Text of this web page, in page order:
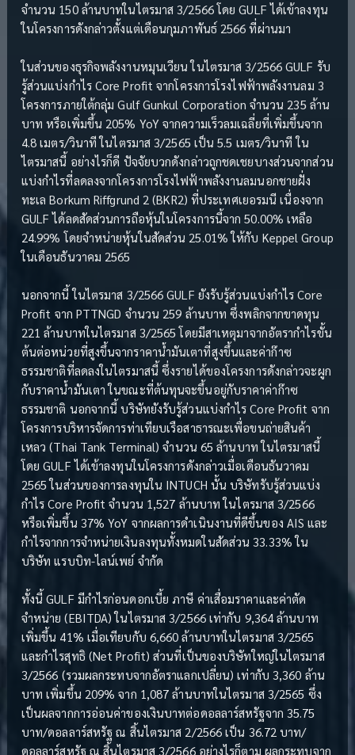
จำนวน 150 ล้านบาทในไตรมาส 3/2566 โดย GULF ได้เข้าลงทุน
ในโครงการดังกล่าวตั้งแต่เดือนกุมภาพันธ์ 2566 ที่ผ่านมา
ในส่วนของธุรกิจพลังงานหมุนเวียน ในไตรมาส 3/2566 GULF รับ
รู้ส่วนแบ่งกำไร Core Profit จากโครงการโรงไฟฟ้าพลังงานลม 3
โครงการภายใต้กลุ่ม Gulf Gunkul Corporation จำนวน 235 ล้าน
บาท หรือเพิ่มขึ้น 205% YoY จากความเร็วลมเฉลี่ยที่เพิ่มขึ้นจาก
4.8 เมตร/วินาที ในไตรมาส 3/2565 เป็น 5.5 เมตร/วินาที ใน
ไตรมาสนี้ อย่างไรก็ดี ปัจจัยบวกดังกล่าวถูกชดเชยบางส่วนจากส่วน
แบ่งกำไรที่ลดลงจากโครงการโรงไฟฟ้าพลังงานลมนอกชายฝั่ง
ทะเล Borkum Riffgrund 2 (BKR2) ที่ประเทศเยอรมนี เนื่องจาก
GULF ได้ลดสัดส่วนการถือหุ้นในโครงการนี้จาก 50.00% เหลือ
24.99% โดยจำหน่ายหุ้นในสัดส่วน 25.01% ให้กับ Keppel Group
ในเดือนธันวาคม 2565
นอกจากนี้ ในไตรมาส 3/2566 GULF ยังรับรู้ส่วนแบ่งกำไร Core
Profit จาก PTTNGD จำนวน 259 ล้านบาท ซึ่งพลิกจากขาดทุน
221 ล้านบาทในไตรมาส 3/2565 โดยมีสาเหตุมาจากอัตรากำไรขั้น
ต้นต่อหน่วยที่สูงขึ้นจากราคาน้ำมันเตาที่สูงขึ้นและค่าก๊าซ
ธรรมชาติที่ลดลงในไตรมาสนี้ ซึ่งรายได้ของโครงการดังกล่าวจะผูก
กับราคาน้ำมันเตา ในขณะที่ต้นทุนจะขึ้นอยู่กับราคาค่าก๊าซ
ธรรมชาติ นอกจากนี้ บริษัทยังรับรู้ส่วนแบ่งกำไร Core Profit จาก
โครงการบริหารจัดการท่าเทียบเรือสาธารณะเพื่อขนถ่ายสินค้า
เหลว (Thai Tank Terminal) จำนวน 65 ล้านบาท ในไตรมาสนี้
โดย GULF ได้เข้าลงทุนในโครงการดังกล่าวเมื่อเดือนธันวาคม
2565 ในส่วนของการลงทุนใน INTUCH นั้น บริษัทรับรู้ส่วนแบ่ง
กำไร Core Profit จำนวน 1,527 ล้านบาท ในไตรมาส 3/2566
หรือเพิ่มขึ้น 37% YoY จากผลการดำเนินงานที่ดีขึ้นของ AIS และ
กำไรจากการจำหน่ายเงินลงทุนทั้งหมดในสัดส่วน 33.33% ใน
บริษัท แรบบิท-ไลน์เพย์ จำกัด
ทั้งนี้ GULF มีกำไรก่อนดอกเบี้ย ภาษี ค่าเสื่อมราคาและค่าตัด
จำหน่าย (EBITDA) ในไตรมาส 3/2566 เท่ากับ 9,364 ล้านบาท
เพิ่มขึ้น 41% เมื่อเทียบกับ 6,660 ล้านบาทในไตรมาส 3/2565
และกำไรสุทธิ (Net Profit) ส่วนที่เป็นของบริษัทใหญ่ในไตรมาส
3/2566 (รวมผลกระทบจากอัตราแลกเปลี่ยน) เท่ากับ 3,360 ล้าน
บาท เพิ่มขึ้น 209% จาก 1,087 ล้านบาทในไตรมาส 3/2565 ซึ่ง
เป็นผลจากการอ่อนค่าของเงินบาทต่อดอลลาร์สหรัฐจาก 35.75
บาท/ดอลลาร์สหรัฐ ณ สิ้นไตรมาส 2/2566 เป็น 36.72 บาท/
ดอลลาร์สหรัฐ ณ สิ้นไตรมาส 3/2566 อย่างไรก็ตาม ผลกระทบจาก